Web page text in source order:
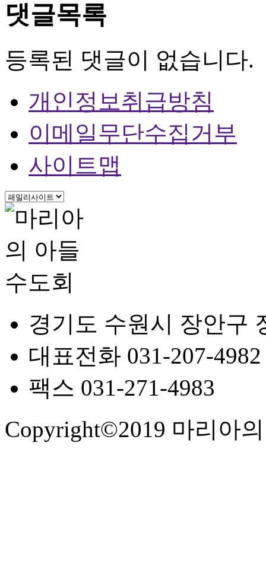
댓글목록
등록된 댓글이 없습니다.
개인정보취급방침
이메일무단수집거부
사이트맵
경기도 수원시 장안구
대표전화 031-207-4982
팩스 031-271-4983
Copyright©2019 마리아